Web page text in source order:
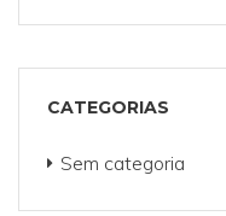
CATEGORIAS
Sem categoria